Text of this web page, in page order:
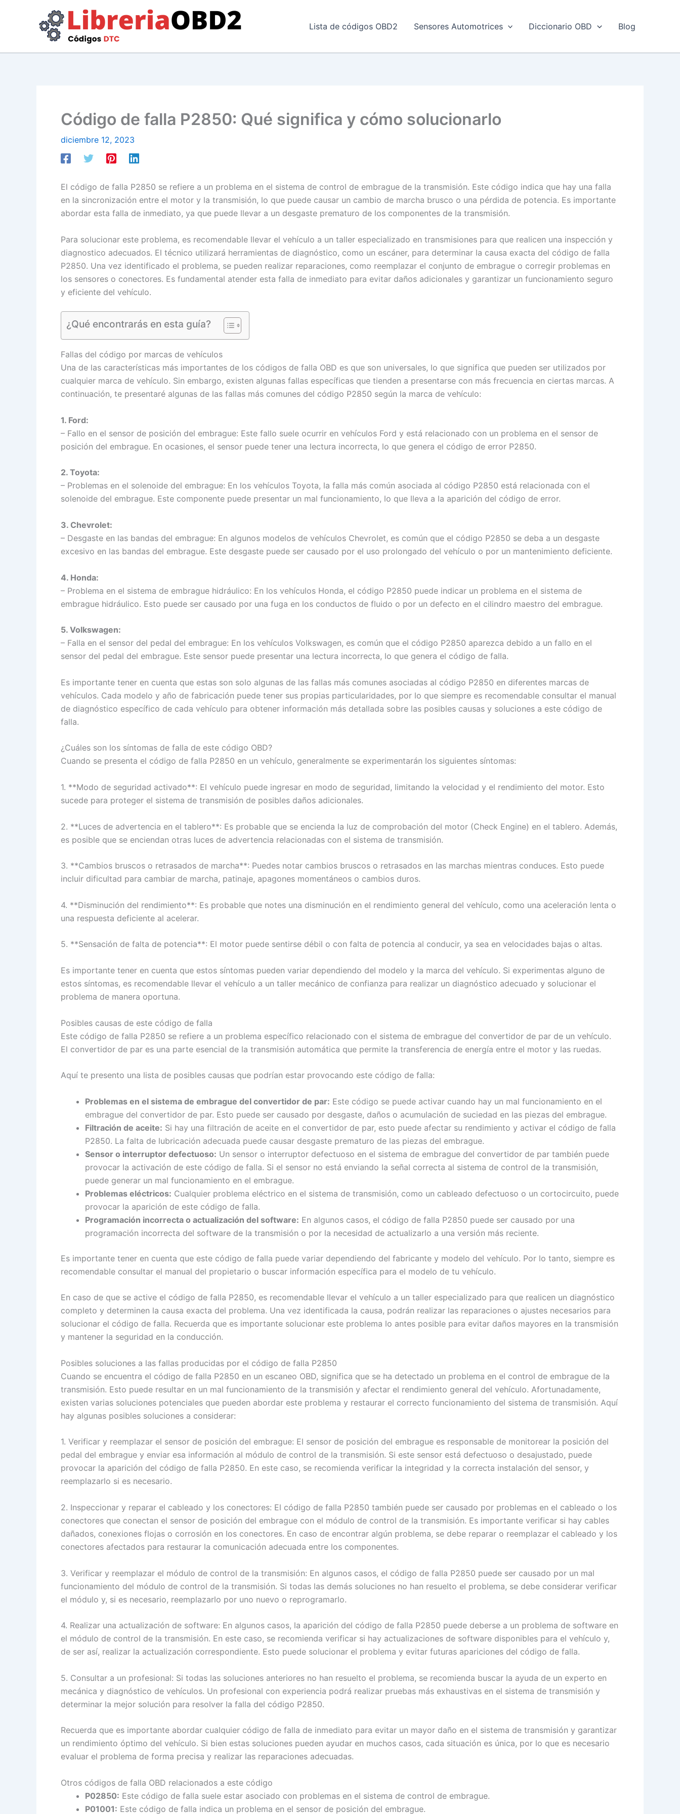
Lista de códigos OBD2 Sensores Automotrices Diccionario OBD Blog
Código de falla P2850: Qué significa y cómo solucionarlo
diciembre 12, 2023
El código de falla P2850 se refiere a un problema en el sistema de control de embrague de la transmisión. Este código indica que hay una falla
en la sincronización entre el motor y la transmisión, lo que puede causar un cambio de marcha brusco o una pérdida de potencia. Es importante
abordar esta falla de inmediato, ya que puede llevar a un desgaste prematuro de los componentes de la transmisión.
Para solucionar este problema, es recomendable llevar el vehículo a un taller especializado en transmisiones para que realicen una inspección y
diagnostico adecuados. El técnico utilizará herramientas de diagnóstico, como un escáner, para determinar la causa exacta del código de falla
P2850. Una vez identificado el problema, se pueden realizar reparaciones, como reemplazar el conjunto de embrague o corregir problemas en
los sensores o conectores. Es fundamental atender esta falla de inmediato para evitar daños adicionales y garantizar un funcionamiento seguro
y eficiente del vehículo.
¿Qué encontrarás en esta guía?
Fallas del código por marcas de vehículos
Una de las características más importantes de los códigos de falla OBD es que son universales, lo que significa que pueden ser utilizados por
cualquier marca de vehículo. Sin embargo, existen algunas fallas específicas que tienden a presentarse con más frecuencia en ciertas marcas. A
continuación, te presentaré algunas de las fallas más comunes del código P2850 según la marca de vehículo:
1. Ford:
– Fallo en el sensor de posición del embrague: Este fallo suele ocurrir en vehículos Ford y está relacionado con un problema en el sensor de
posición del embrague. En ocasiones, el sensor puede tener una lectura incorrecta, lo que genera el código de error P2850.
2. Toyota:
– Problemas en el solenoide del embrague: En los vehículos Toyota, la falla más común asociada al código P2850 está relacionada con el
solenoide del embrague. Este componente puede presentar un mal funcionamiento, lo que lleva a la aparición del código de error.
3. Chevrolet:
– Desgaste en las bandas del embrague: En algunos modelos de vehículos Chevrolet, es común que el código P2850 se deba a un desgaste
excesivo en las bandas del embrague. Este desgaste puede ser causado por el uso prolongado del vehículo o por un mantenimiento deficiente.
4. Honda:
– Problema en el sistema de embrague hidráulico: En los vehículos Honda, el código P2850 puede indicar un problema en el sistema de
embrague hidráulico. Esto puede ser causado por una fuga en los conductos de fluido o por un defecto en el cilindro maestro del embrague.
5. Volkswagen:
– Falla en el sensor del pedal del embrague: En los vehículos Volkswagen, es común que el código P2850 aparezca debido a un fallo en el
sensor del pedal del embrague. Este sensor puede presentar una lectura incorrecta, lo que genera el código de falla.
Es importante tener en cuenta que estas son solo algunas de las fallas más comunes asociadas al código P2850 en diferentes marcas de
vehículos. Cada modelo y año de fabricación puede tener sus propias particularidades, por lo que siempre es recomendable consultar el manual
de diagnóstico específico de cada vehículo para obtener información más detallada sobre las posibles causas y soluciones a este código de
falla.
¿Cuáles son los síntomas de falla de este código OBD?
Cuando se presenta el código de falla P2850 en un vehículo, generalmente se experimentarán los siguientes síntomas:
1. **Modo de seguridad activado**: El vehículo puede ingresar en modo de seguridad, limitando la velocidad y el rendimiento del motor. Esto
sucede para proteger el sistema de transmisión de posibles daños adicionales.
2. **Luces de advertencia en el tablero**: Es probable que se encienda la luz de comprobación del motor (Check Engine) en el tablero. Además,
es posible que se enciendan otras luces de advertencia relacionadas con el sistema de transmisión.
3. **Cambios bruscos o retrasados de marcha**: Puedes notar cambios bruscos o retrasados en las marchas mientras conduces. Esto puede
incluir dificultad para cambiar de marcha, patinaje, apagones momentáneos o cambios duros.
4. **Disminución del rendimiento**: Es probable que notes una disminución en el rendimiento general del vehículo, como una aceleración lenta o
una respuesta deficiente al acelerar.
5. **Sensación de falta de potencia**: El motor puede sentirse débil o con falta de potencia al conducir, ya sea en velocidades bajas o altas.
Es importante tener en cuenta que estos síntomas pueden variar dependiendo del modelo y la marca del vehículo. Si experimentas alguno de
estos síntomas, es recomendable llevar el vehículo a un taller mecánico de confianza para realizar un diagnóstico adecuado y solucionar el
problema de manera oportuna.
Posibles causas de este código de falla
Este código de falla P2850 se refiere a un problema específico relacionado con el sistema de embrague del convertidor de par de un vehículo.
El convertidor de par es una parte esencial de la transmisión automática que permite la transferencia de energía entre el motor y las ruedas.
Aquí te presento una lista de posibles causas que podrían estar provocando este código de falla:
Problemas en el sistema de embrague del convertidor de par: Este código se puede activar cuando hay un mal funcionamiento en el
embrague del convertidor de par. Esto puede ser causado por desgaste, daños o acumulación de suciedad en las piezas del embrague.
Filtración de aceite: Si hay una filtración de aceite en el convertidor de par, esto puede afectar su rendimiento y activar el código de falla
P2850. La falta de lubricación adecuada puede causar desgaste prematuro de las piezas del embrague.
Sensor o interruptor defectuoso: Un sensor o interruptor defectuoso en el sistema de embrague del convertidor de par también puede
provocar la activación de este código de falla. Si el sensor no está enviando la señal correcta al sistema de control de la transmisión,
puede generar un mal funcionamiento en el embrague.
Problemas eléctricos: Cualquier problema eléctrico en el sistema de transmisión, como un cableado defectuoso o un cortocircuito, puede
provocar la aparición de este código de falla.
Programación incorrecta o actualización del software: En algunos casos, el código de falla P2850 puede ser causado por una
programación incorrecta del software de la transmisión o por la necesidad de actualizarlo a una versión más reciente.
Es importante tener en cuenta que este código de falla puede variar dependiendo del fabricante y modelo del vehículo. Por lo tanto, siempre es
recomendable consultar el manual del propietario o buscar información específica para el modelo de tu vehículo.
En caso de que se active el código de falla P2850, es recomendable llevar el vehículo a un taller especializado para que realicen un diagnóstico
completo y determinen la causa exacta del problema. Una vez identificada la causa, podrán realizar las reparaciones o ajustes necesarios para
solucionar el código de falla. Recuerda que es importante solucionar este problema lo antes posible para evitar daños mayores en la transmisión
y mantener la seguridad en la conducción.
Posibles soluciones a las fallas producidas por el código de falla P2850
Cuando se encuentra el código de falla P2850 en un escaneo OBD, significa que se ha detectado un problema en el control de embrague de la
transmisión. Esto puede resultar en un mal funcionamiento de la transmisión y afectar el rendimiento general del vehículo. Afortunadamente,
existen varias soluciones potenciales que pueden abordar este problema y restaurar el correcto funcionamiento del sistema de transmisión. Aquí
hay algunas posibles soluciones a considerar:
1. Verificar y reemplazar el sensor de posición del embrague: El sensor de posición del embrague es responsable de monitorear la posición del
pedal del embrague y enviar esa información al módulo de control de la transmisión. Si este sensor está defectuoso o desajustado, puede
provocar la aparición del código de falla P2850. En este caso, se recomienda verificar la integridad y la correcta instalación del sensor, y
reemplazarlo si es necesario.
2. Inspeccionar y reparar el cableado y los conectores: El código de falla P2850 también puede ser causado por problemas en el cableado o los
conectores que conectan el sensor de posición del embrague con el módulo de control de la transmisión. Es importante verificar si hay cables
dañados, conexiones flojas o corrosión en los conectores. En caso de encontrar algún problema, se debe reparar o reemplazar el cableado y los
conectores afectados para restaurar la comunicación adecuada entre los componentes.
3. Verificar y reemplazar el módulo de control de la transmisión: En algunos casos, el código de falla P2850 puede ser causado por un mal
funcionamiento del módulo de control de la transmisión. Si todas las demás soluciones no han resuelto el problema, se debe considerar verificar
el módulo y, si es necesario, reemplazarlo por uno nuevo o reprogramarlo.
4. Realizar una actualización de software: En algunos casos, la aparición del código de falla P2850 puede deberse a un problema de software en
el módulo de control de la transmisión. En este caso, se recomienda verificar si hay actualizaciones de software disponibles para el vehículo y,
de ser así, realizar la actualización correspondiente. Esto puede solucionar el problema y evitar futuras apariciones del código de falla.
5. Consultar a un profesional: Si todas las soluciones anteriores no han resuelto el problema, se recomienda buscar la ayuda de un experto en
mecánica y diagnóstico de vehículos. Un profesional con experiencia podrá realizar pruebas más exhaustivas en el sistema de transmisión y
determinar la mejor solución para resolver la falla del código P2850.
Recuerda que es importante abordar cualquier código de falla de inmediato para evitar un mayor daño en el sistema de transmisión y garantizar
un rendimiento óptimo del vehículo. Si bien estas soluciones pueden ayudar en muchos casos, cada situación es única, por lo que es necesario
evaluar el problema de forma precisa y realizar las reparaciones adecuadas.
Otros códigos de falla OBD relacionados a este código
P02850: Este código de falla suele estar asociado con problemas en el sistema de control de embrague.
P01001: Este código de falla indica un problema en el sensor de posición del embrague.